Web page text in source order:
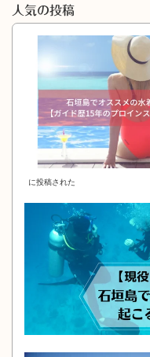
人気の投稿
に投稿された